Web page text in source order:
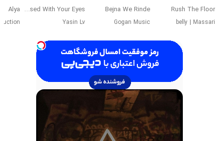
Rush The Floor
belly | Massari
Bejna We Rinde
Gogan Music
Obsessed With Your Eyes
Yasin Lv
Alya